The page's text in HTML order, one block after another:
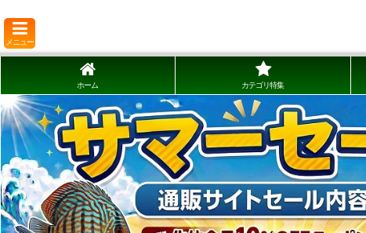
メニュー
ホーム カテゴリ特集